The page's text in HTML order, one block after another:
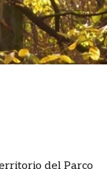
del Parco